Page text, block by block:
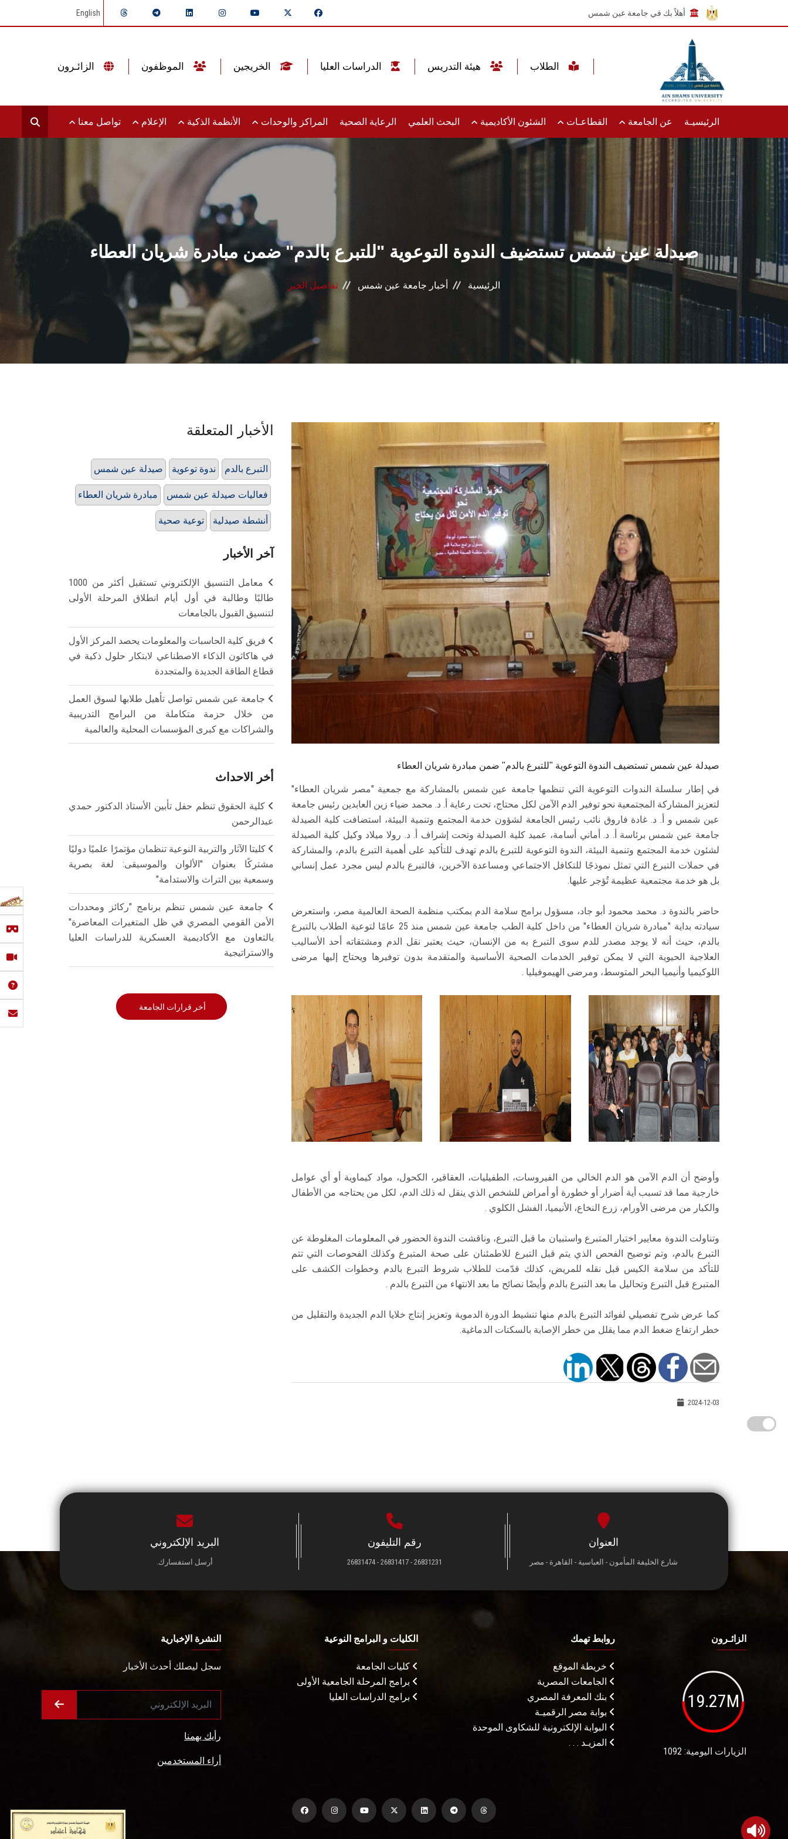
أهلاً بك في جامعة عين شمس English
الرئيسيـة عن الجامعة القطاعـات الشئون الأكاديمية البحث العلمي الرعاية الصحية المراكز والوحدات الأنظمة الذكية الإعلام تواصل معنا
صيدلة عين شمس تستضيف الندوة التوعوية "للتبرع بالدم" ضمن مبادرة شريان العطاء
الرئيسية أخبار جامعة عين شمس تفاصيل الخبر
صيدلة عين شمس تستضيف الندوة التوعوية "للتبرع بالدم" ضمن مبادرة شريان العطاء
في إطار سلسلة الندوات التوعوية التي تنظمها جامعة عين شمس بالمشاركة مع جمعية "مصر شريان العطاء"
لتعزيز المشاركة المجتمعية نحو توفير الدم الآمن لكل محتاج، تحت رعاية أ. د. محمد ضياء زين العابدين رئيس جامعة
عين شمس و أ. د. غادة فاروق نائب رئيس الجامعة لشؤون خدمة المجتمع وتنمية البيئة، استضافت كلية الصيدلة
جامعة عين شمس برئاسة أ. د. أماني أسامة، عميد كلية الصيدلة وتحت إشراف أ. د. رولا ميلاد وكيل كلية الصيدلة
لشئون خدمة المجتمع وتنمية البيئة، الندوة التوعوية للتبرع بالدم تهدف للتأكيد على أهمية التبرع بالدم، والمشاركة
في حملات التبرع التي تمثل نموذجًا للتكافل الاجتماعي ومساعدة الآخرين، فالتبرع بالدم ليس مجرد عمل إنساني
بل هو خدمة مجتمعية عظيمة تُؤجر عليها.
حاضر بالندوة د. محمد محمود أبو جاد، مسؤول برامج سلامة الدم بمكتب منظمة الصحة العالمية مصر، واستعرض
سيادته بداية "مبادرة شريان العطاء" من داخل كلية الطب جامعة عين شمس منذ 25 عامًا لتوعية الطلاب بالتبرع
بالدم، حيث أنه لا يوجد مصدر للدم سوى التبرع به من الإنسان، حيث يعتبر نقل الدم ومشتقاته أحد الأساليب
العلاجية الحيوية التي لا يمكن توفير الخدمات الصحية الأساسية والمتقدمة بدون توفيرها ويحتاج إليها مرضى
اللوكيميا وأنيميا البحر المتوسط، ومرضى الهيموفيليا .
وأوضح أن الدم الآمن هو الدم الخالي من الفيروسات، الطفيليات، العقاقير، الكحول، مواد كيماوية أو أي عوامل
خارجية مما قد تسبب أية أضرار أو خطورة أو أمراض للشخص الذي ينقل له ذلك الدم، لكل من يحتاجه من الأطفال
والكبار من مرضى الأورام، زرع النخاع، الأنيميا، الفشل الكلوي .
وتناولت الندوة معايير اختيار المتبرع واستبيان ما قبل التبرع، وناقشت الندوة الحضور في المعلومات المغلوطة عن
التبرع بالدم، وتم توضيح الفحص الذي يتم قبل التبرع للاطمئنان على صحة المتبرع وكذلك الفحوصات التي تتم
للتأكد من سلامة الكيس قبل نقله للمريض، كذلك قدّمت للطلاب شروط التبرع بالدم وخطوات الكشف على
المتبرع قبل التبرع وتحاليل ما بعد التبرع بالدم وأيضًا نصائح ما بعد الانتهاء من التبرع بالدم .
كما عرض شرح تفصيلي لفوائد التبرع بالدم منها تنشيط الدورة الدموية وتعزيز إنتاج خلايا الدم الجديدة والتقليل من
خطر ارتفاع ضغط الدم مما يقلل من خطر الإصابة بالسكتات الدماغية.
2024-12-03
الأخبار المتعلقة
صيدلة عين شمس ندوة توعوية التبرع بالدم
مبادرة شريان العطاء فعاليات صيدلة عين شمس
توعية صحية أنشطة صيدلية
آخر الأخبار
معامل التنسيق الإلكتروني تستقبل أكثر من 1000
طالبًا وطالبة في أول أيام انطلاق المرحلة الأولى
لتنسيق القبول بالجامعات
فريق كلية الحاسبات والمعلومات يحصد المركز الأول
في هاكاثون الذكاء الاصطناعي لابتكار حلول ذكية في
قطاع الطاقة الجديدة والمتجددة
جامعة عين شمس تواصل تأهيل طلابها لسوق العمل
من خلال حزمة متكاملة من البرامج التدريبية
والشراكات مع كبرى المؤسسات المحلية والعالمية
أخر الاحداث
كلية الحقوق تنظم حفل تأبين الأستاذ الدكتور حمدي
عبدالرحمن
كليتا الآثار والتربية النوعية تنظمان مؤتمرًا علميًا دوليًا
مشتركًا بعنوان "الألوان والموسيقى: لغة بصرية
وسمعية بين التراث والاستدامة"
جامعة عين شمس تنظم برنامج "ركائز ومحددات
الأمن القومي المصري في ظل المتغيرات المعاصرة"
بالتعاون مع الأكاديمية العسكرية للدراسات العليا
والاستراتيجية
أخر قرارات الجامعة
العنوان
شارع الخليفة المأمون - العباسية - القاهرة - مصر
رقم التليفون
26831231 - 26831417 - 26831474
البريد الإلكتروني
أرسل استفسارك.
الزائـرون
19.27M
الزيارات اليومية: 1092
روابط تهمك
خريطة الموقع
الجامعات المصرية
بنك المعرفة المصري
بوابة مصر الرقميـة
البوابة الإلكترونية للشكاوى الموحدة
المزيـد . . .
الكليات و البرامج النوعية
كليات الجامعة
برامج المرحلة الجامعية الأولى
برامج الدراسات العليا
النشرة الإخبارية
سجل ليصلك أحدث الأخبار
رأيك يهمنا
أراء المستخدمين